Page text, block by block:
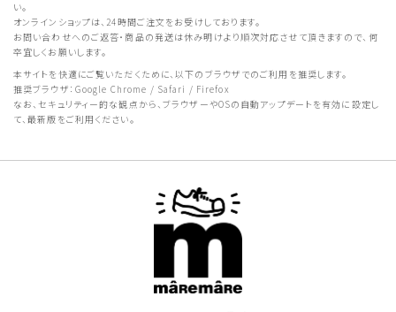
い。
オンラインショップは、24時間ご注文をお受けしております。
お問い合わせへのご返答・商品の発送は休み明けより順次対応させて頂きますので、何
卒宜しくお願いします。
本サイトを快適にご覧いただくために、以下のブラウザでのご利用を推奨します。
推奨ブラウザ：Google Chrome / Safari / Firefox
なお、セキュリティー的な観点から、ブラウザーやOSの自動アップデートを有効に設定し
て、最新版をご利用ください。